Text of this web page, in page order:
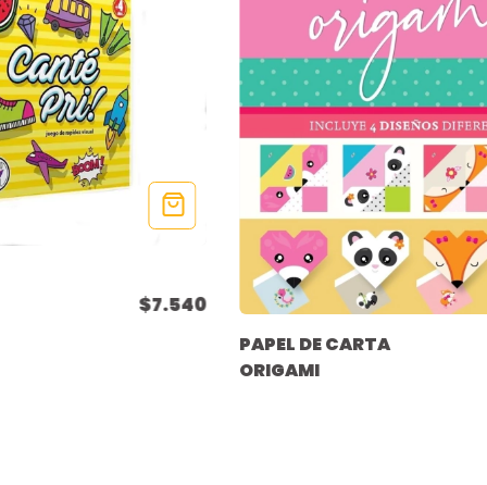
$7.540
PAPEL DE CARTA
ORIGAMI